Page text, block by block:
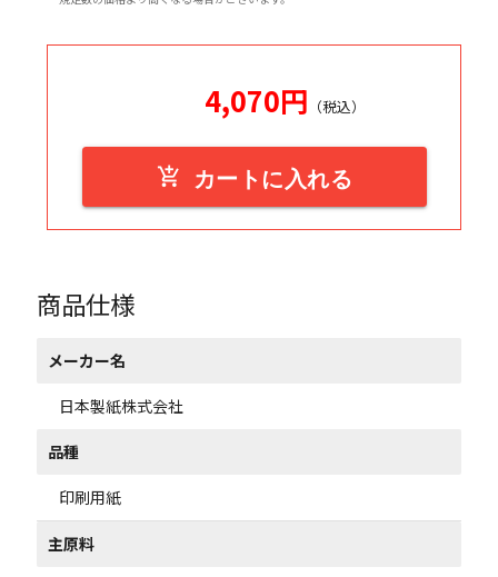
4,070円 （税込）
add_shopping_cart カートに入れる
商品仕様
メーカー名
日本製紙株式会社
品種
印刷用紙
主原料